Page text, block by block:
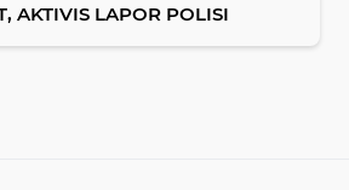
AKTIVIS LAPOR POLISI